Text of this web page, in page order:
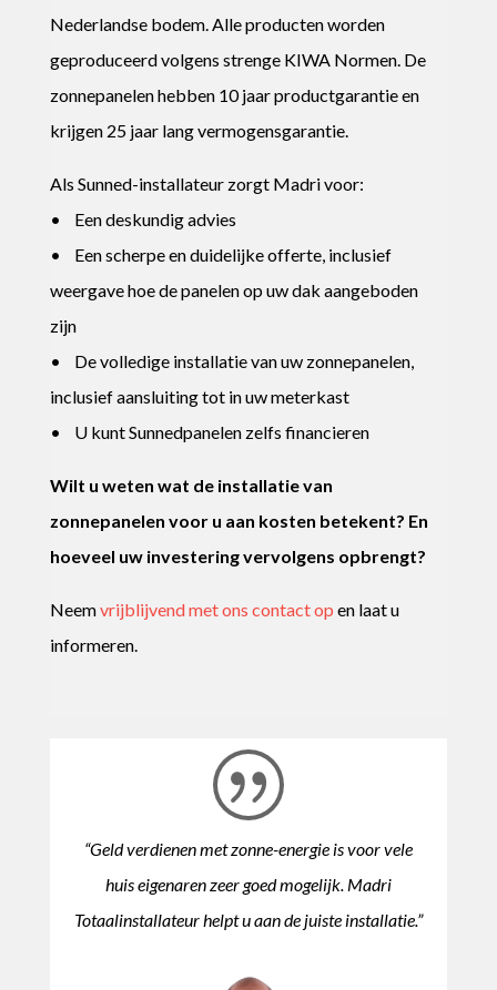
Nederlandse bodem. Alle producten worden
geproduceerd volgens strenge KIWA Normen. De
zonnepanelen hebben 10 jaar productgarantie en
krijgen 25 jaar lang vermogensgarantie.
Als Sunned-installateur zorgt Madri voor:
• Een deskundig advies
• Een scherpe en duidelijke offerte, inclusief
weergave hoe de panelen op uw dak aangeboden
zijn
• De volledige installatie van uw zonnepanelen,
inclusief aansluiting tot in uw meterkast
• U kunt Sunnedpanelen zelfs financieren
Wilt u weten wat de installatie van
zonnepanelen voor u aan kosten betekent? En
hoeveel uw investering vervolgens opbrengt?
Neemvrijblijvend met ons contact op en laat u
informeren.
“Geld verdienen met zonne-energie is voor vele
huis eigenaren zeer goed mogelijk. Madri
Totaalinstallateur helpt u aan de juiste installatie.”